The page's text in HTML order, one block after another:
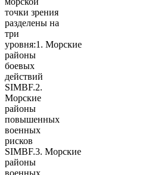
точки зрения
разделены на
три
уровня:1. Морские
районы
боевых
действий
SIMBF.2.
Морские
районы
повышенных
военных
рисков
SIMBF.3. Морские
районы
военных